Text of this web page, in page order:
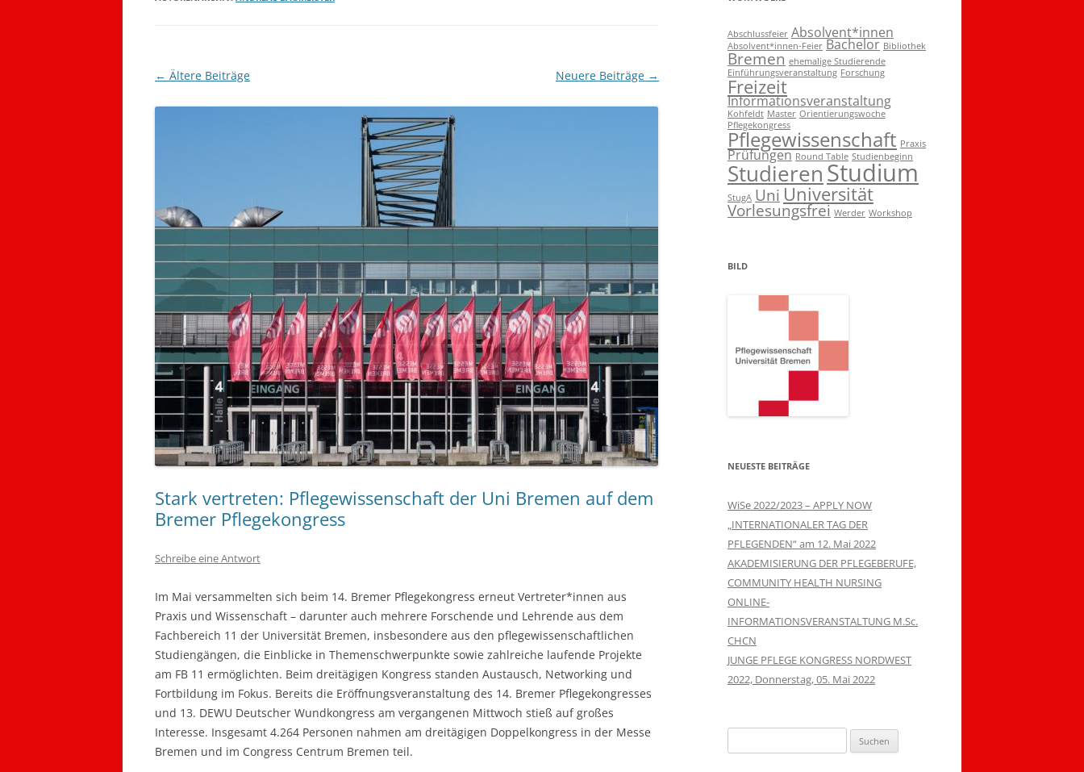
Beitragsnavigation
← Ältere Beiträge Neuere Beiträge →
Stark vertreten: Pflegewissenschaft der Uni Bremen auf dem
Bremer Pflegekongress
Schreibe eine Antwort
Im Mai versammelten sich beim 14. Bremer Pflegekongress erneut Vertreter*innen aus
Praxis und Wissenschaft – darunter auch mehrere Forschende und Lehrende aus dem
Fachbereich 11 der Universität Bremen, insbesondere aus den pflegewissenschaftlichen
Studiengängen, die Einblicke in Themenschwerpunkte sowie zahlreiche laufende Projekte
am FB 11 ermöglichten. Beim dreitägigen Kongress standen Austausch, Networking und
Fortbildung im Fokus. Bereits die Eröffnungsveranstaltung des 14. Bremer Pflegekongresses
und 13. DEWU Deutscher Wundkongress am vergangenen Mittwoch stieß auf großes
Interesse. Insgesamt 4.264 Personen nahmen am dreitägigen Doppelkongress in der Messe
Bremen und im Congress Centrum Bremen teil.
Abschlussfeier Absolvent*innen
Absolvent*innen-Feier Bachelor Bibliothek
Bremen ehemalige Studierende
Einführungsveranstaltung Forschung
Freizeit
Informationsveranstaltung
Kohfeldt Master Orientierungswoche
Pflegekongress
Pflegewissenschaft Praxis
Prüfungen Round Table Studienbeginn
StudierenStudium
StugA Uni Universität
Vorlesungsfrei Werder Workshop
BILD
NEUESTE BEITRÄGE
WiSe 2022/2023 – APPLY NOW
„INTERNATIONALER TAG DER
PFLEGENDEN“ am 12. Mai 2022
AKADEMISIERUNG DER PFLEGEBERUFE,
COMMUNITY HEALTH NURSING
ONLINE-
INFORMATIONSVERANSTALTUNG M.Sc.
CHCN
JUNGE PFLEGE KONGRESS NORDWEST
2022, Donnerstag, 05. Mai 2022
nach: